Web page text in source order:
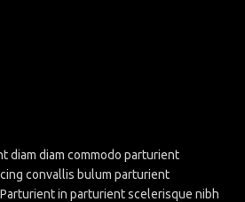
diam diam commodo parturient
convallis bulum parturient
in parturient scelerisque nibh